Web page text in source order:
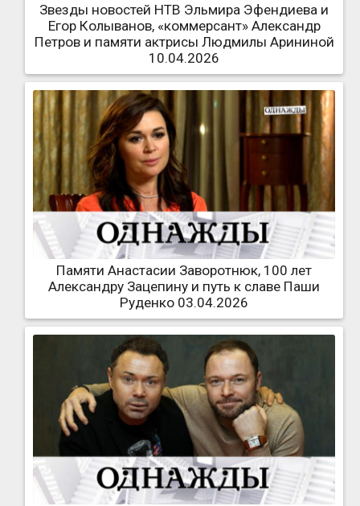
Звезды новостей НТВ Эльмира Эфендиева и
Егор Колыванов, «коммерсант» Александр
Петров и памяти актрисы Людмилы Арининой
10.04.2026
Памяти Анастасии Заворотнюк, 100 лет
Александру Зацепину и путь к славе Паши
Руденко 03.04.2026